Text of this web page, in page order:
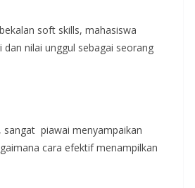
soft skills, mahasiswa
nilai unggul sebagai seorang
sangat piawai menyampaikan
cara efektif menampilkan